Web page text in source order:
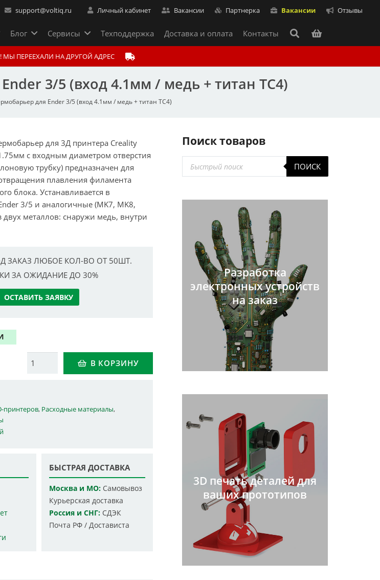
support@voltiq.ru Личный кабинет Вакансии Партнерка Вакансии Отзывы
Блог Сервисы Техподдержка Доставка и оплата Контакты
ПЕРЕЕХАЛИ НА ДРУГОЙ АДРЕС
3/5 (вход 4.1мм / медь + титан TC4)
для Ender 3/5 (вход 4.1мм / медь + титан TC4)
для 3Д принтера Creality
с входным диаметром отверстия
трубку) предназначен для
плавления филамента
блока. Устанавливается в
3/5 и аналогичные (MK7, MK8,
металлов: снаружи медь, внутри
ЗАКАЗ ЛЮБОЕ КОЛ-ВО ОТ 50ШТ.
ЗА ОЖИДАНИЕ ДО 30%
ОСТАВИТЬ ЗАЯВКУ
Количество В КОРЗИНУ
принтеров, Расходные материалы,
БЫСТРАЯ ДОСТАВКА
Москва и МО:Самовывоз
Курьерская доставка
Россия и СНГ:СДЭК
Почта РФ / Достависта
Поиск товаров
Поиск
товаров
ПОИСК
Разработка
электронных устройств
на заказ
3D печать деталей для
ваших прототипов